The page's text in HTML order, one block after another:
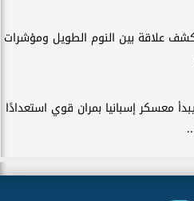
علاقة بين النوم الطويل ومؤشرات
معسكر إسبانيا بمران قوي استعدادًا